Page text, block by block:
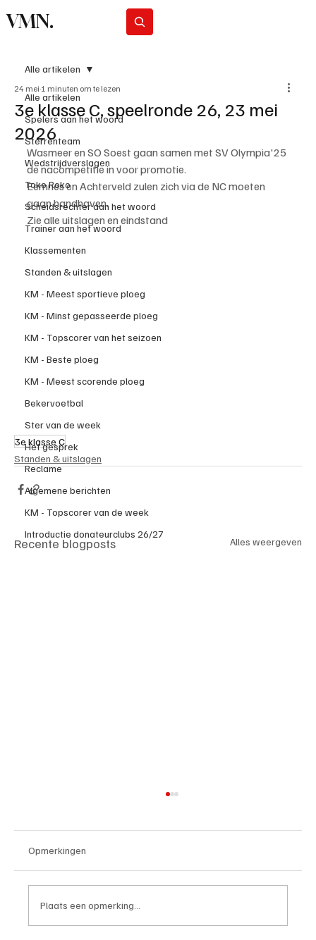
VMN.
Alle artikelen
Spelers aan het woord
Sterrenteam
Wedstrijdverslagen
Toko Roko
Scheidsrechter aan het woord
Trainer aan het woord
Klassementen
Standen & uitslagen
KM - Meest sportieve ploeg
KM - Minst gepasseerde ploeg
KM - Topscorer van het seizoen
KM - Beste ploeg
KM - Meest scorende ploeg
Bekervoetbal
Ster van de week
Het gesprek
Reclame
Algemene berichten
KM - Topscorer van de week
Introductie donateurclubs 26/27
Alle artikelen
3e klasse C, speelronde 26, 23 mei
2026
24 mei 1 minuten om te lezen
Wasmeer en SO Soest gaan samen met SV Olympia'25
de nacompetitie in voor promotie.
Eemnes en Achterveld zulen zich via de NC moeten
gaan handhaven.
Zie alle uitslagen en eindstand
3e klasse C
Standen & uitslagen
Recente blogposts Alles weergeven
Opmerkingen
Plaats een opmerking...